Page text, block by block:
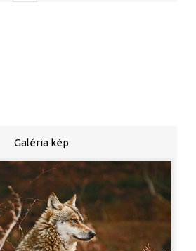
Galéria kép